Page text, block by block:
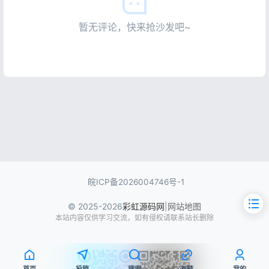
暂无评论，快来抢沙发吧~
皖ICP备2026004746号-1
© 2025-2026彩虹源码网 网站地图
本站内容仅供学习交流，如有侵权请联系站长删除